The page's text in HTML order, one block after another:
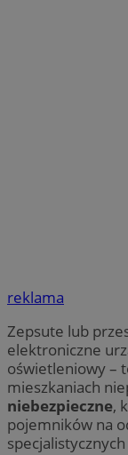
reklama
Zepsute lub
elektroniczne
oświetleniowy –
mieszkaniach
niebezpieczne,
pojemników na